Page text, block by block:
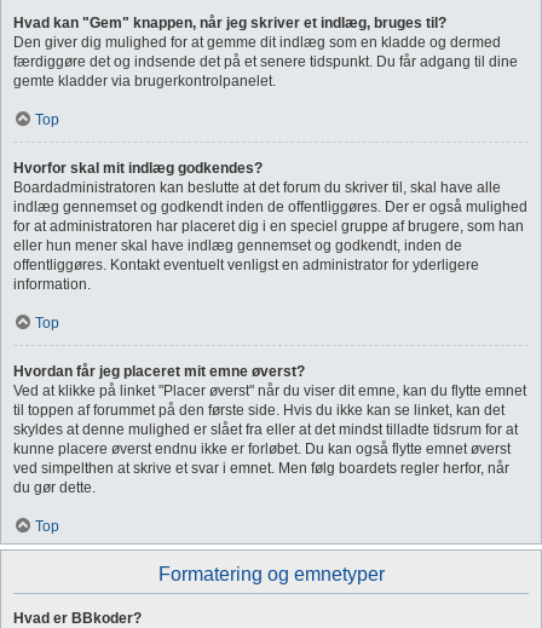
Hvad kan "Gem" knappen, når jeg skriver et indlæg, bruges til?
Den giver dig mulighed for at gemme dit indlæg som en kladde og dermed
færdiggøre det og indsende det på et senere tidspunkt. Du får adgang til dine
gemte kladder via brugerkontrolpanelet.
Top
Hvorfor skal mit indlæg godkendes?
Boardadministratoren kan beslutte at det forum du skriver til, skal have alle
indlæg gennemset og godkendt inden de offentliggøres. Der er også mulighed
for at administratoren har placeret dig i en speciel gruppe af brugere, som han
eller hun mener skal have indlæg gennemset og godkendt, inden de
offentliggøres. Kontakt eventuelt venligst en administrator for yderligere
information.
Top
Hvordan får jeg placeret mit emne øverst?
Ved at klikke på linket "Placer øverst" når du viser dit emne, kan du flytte emnet
til toppen af forummet på den første side. Hvis du ikke kan se linket, kan det
skyldes at denne mulighed er slået fra eller at det mindst tilladte tidsrum for at
kunne placere øverst endnu ikke er forløbet. Du kan også flytte emnet øverst
ved simpelthen at skrive et svar i emnet. Men følg boardets regler herfor, når
du gør dette.
Top
Formatering og emnetyper
Hvad er BBkoder?